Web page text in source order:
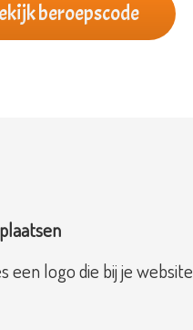
beroepscode
een logo die bij je website